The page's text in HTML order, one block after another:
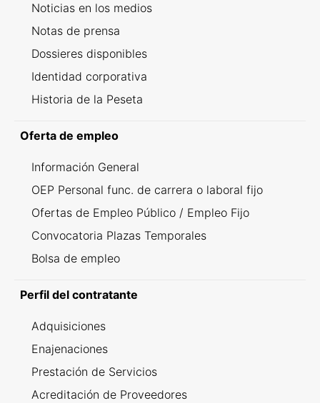
Noticias en los medios
Notas de prensa
Dossieres disponibles
Identidad corporativa
Historia de la Peseta
Oferta de empleo
Información General
OEP Personal func. de carrera o laboral fijo
Ofertas de Empleo Público / Empleo Fijo
Convocatoria Plazas Temporales
Bolsa de empleo
Perfil del contratante
Adquisiciones
Enajenaciones
Prestación de Servicios
Acreditación de Proveedores